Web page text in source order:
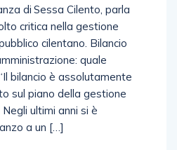
di Sessa Cilento, parla
critica nella gestione
cilentano. Bilancio
quale
bilancio è assolutamente
sul piano della gestione
ultimi anni si è
a un […]